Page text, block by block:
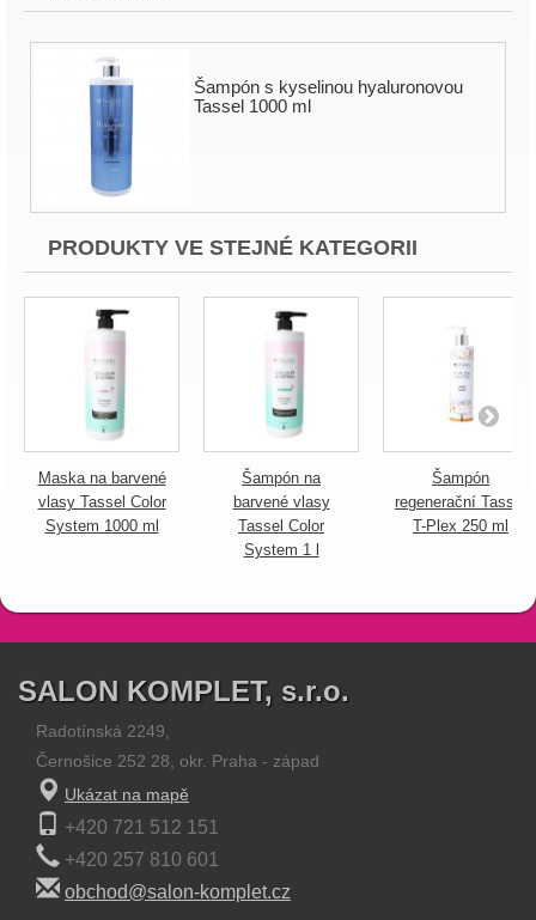
Šampón s kyselinou hyaluronovou
Tassel 1000 ml
PRODUKTY VE STEJNÉ KATEGORII
Maska na barvené
vlasy Tassel Color
System 1000 ml
Šampón na
barvené vlasy
Tassel Color
System 1 l
Šampón
regenerační Tassel
T-Plex 250 ml
SALON KOMPLET, s.r.o.
Radotínská 2249,
Černošice 252 28, okr. Praha - západ
Ukázat na mapě
+420 721 512 151
+420 257 810 601
obchod@salon-komplet.cz